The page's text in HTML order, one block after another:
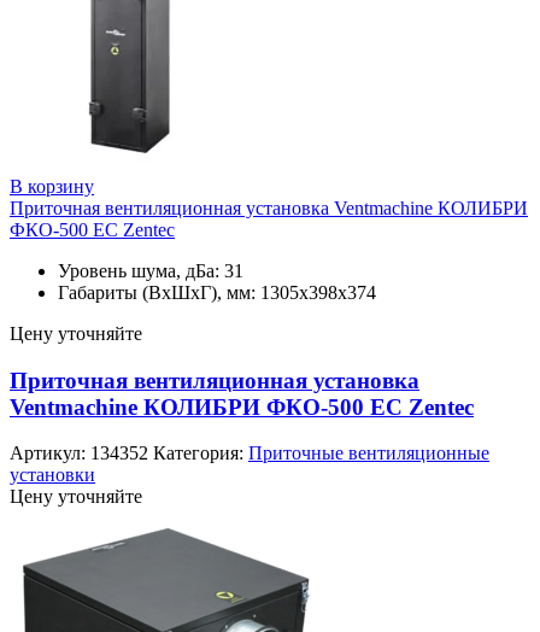
В корзину
Приточная вентиляционная установка Ventmachine КОЛИБРИ
ФКО-500 ЕС Zentec
Уровень шума, дБа: 31
Габариты (ВхШхГ), мм: 1305x398x374
Цену уточняйте
Приточная вентиляционная установка
Ventmachine КОЛИБРИ ФКО-500 ЕС Zentec
Артикул: 134352 Категория: Приточные вентиляционные
установки
Цену уточняйте